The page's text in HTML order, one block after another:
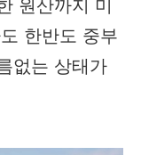
원산까지 미
한반도 중부
없는 상태가